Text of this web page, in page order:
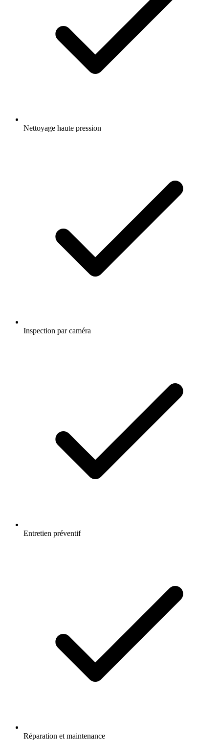
Nettoyage haute pression
Inspection par caméra
Entretien préventif
Réparation et maintenance